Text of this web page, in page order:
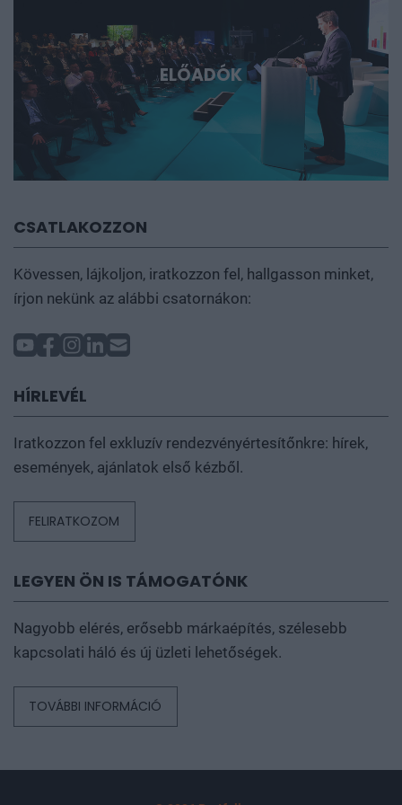
ELŐADÓK
CSATLAKOZZON
Kövessen, lájkoljon, iratkozzon fel, hallgasson minket,
írjon nekünk az alábbi csatornákon:
HÍRLEVÉL
Iratkozzon fel exkluzív rendezvényértesítőnkre: hírek,
események, ajánlatok első kézből.
FELIRATKOZOM
LEGYEN ÖN IS TÁMOGATÓNK
Nagyobb elérés, erősebb márkaépítés, szélesebb
kapcsolati háló és új üzleti lehetőségek.
TOVÁBBI INFORMÁCIÓ